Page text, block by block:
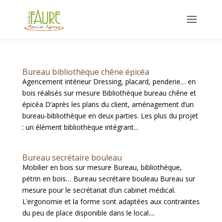
Bureau bibliothèque chêne épicéa
Agencement intérieur Dressing, placard, penderie… en
bois réalisés sur mesure Bibliothèque bureau chêne et
épicéa D’après les plans du client, aménagement d’un
bureau-bibliothèque en deux parties. Les plus du projet
: un élément bibliothèque intégrant...
Bureau secrétaire bouleau
Mobilier en bois sur mesure Bureau, bibliothèque,
pétrin en bois… Bureau secrétaire bouleau Bureau sur
mesure pour le secrétariat d’un cabinet médical.
L’ergonomie et la forme sont adaptées aux contraintes
du peu de place disponible dans le local....